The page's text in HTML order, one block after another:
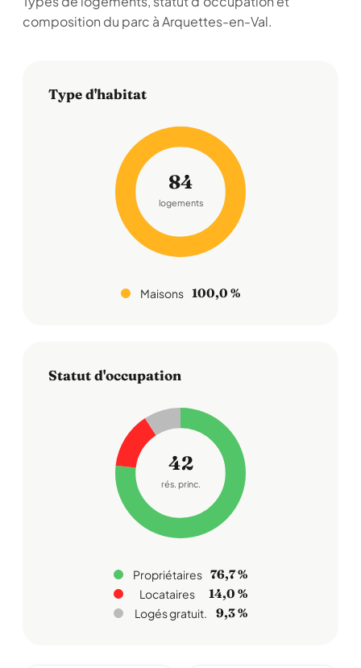
composition du parc à Arquettes-en-Val.
Type d'habitat
84
logements
Maisons 100,0 %
Statut d'occupation
42
rés. princ.
Propriétaires 76,7 %
Locataires 14,0 %
Logés gratuit. 9,3 %